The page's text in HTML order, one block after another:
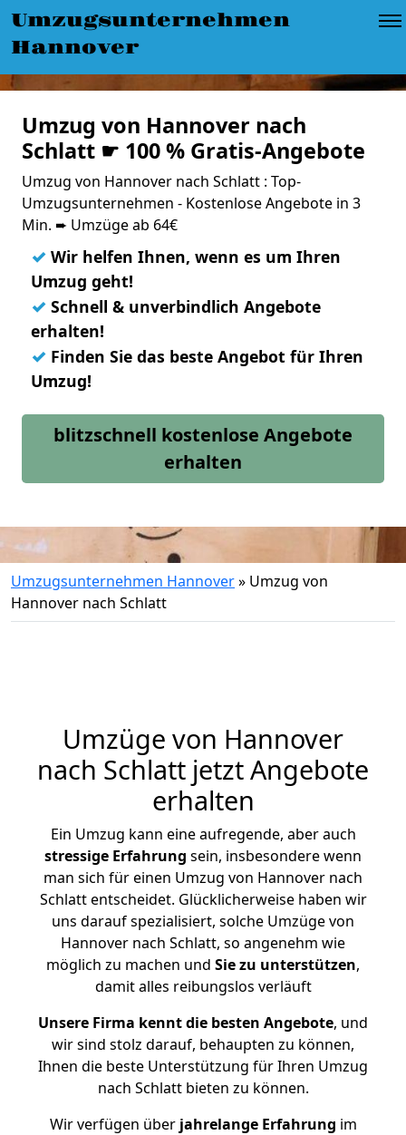
Umzugsunternehmen
Hannover
Umzug von Hannover nach
Schlatt ☛ 100 % Gratis-Angebote
Umzug von Hannover nach Schlatt : Top-
Umzugsunternehmen - Kostenlose Angebote in 3
Min. ➨ Umzüge ab 64€
✓ Wir helfen Ihnen, wenn es um Ihren
Umzug geht!
✓ Schnell & unverbindlich Angebote
erhalten!
✓ Finden Sie das beste Angebot für Ihren
Umzug!
blitzschnell kostenlose Angebote
erhalten
Umzugsunternehmen Hannover» Umzug von
Hannover nach Schlatt
Umzüge von Hannover
nach Schlatt jetzt Angebote
erhalten
Ein Umzug kann eine aufregende, aber auch
stressige Erfahrung sein, insbesondere wenn
man sich für einen Umzug von Hannover nach
Schlatt entscheidet. Glücklicherweise haben wir
uns darauf spezialisiert, solche Umzüge von
Hannover nach Schlatt, so angenehm wie
möglich zu machen und Sie zu unterstützen,
damit alles reibungslos verläuft
Unsere Firma kennt die besten Angebote, und
wir sind stolz darauf, behaupten zu können,
Ihnen die beste Unterstützung für Ihren Umzug
nach Schlatt bieten zu können.
Wir verfügen überjahrelange Erfahrung im